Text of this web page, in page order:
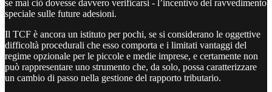
se mai ciò dovesse davvero verificarsi - l’incentivo del ravvedimento
speciale sulle future adesioni.
Il TCF è ancora un istituto per pochi, se si considerano le oggettive
difficoltà procedurali che esso comporta e i limitati vantaggi del
regime opzionale per le piccole e medie imprese, e certamente non
può rappresentare uno strumento che, da solo, possa caratterizzare
un cambio di passo nella gestione del rapporto tributario.